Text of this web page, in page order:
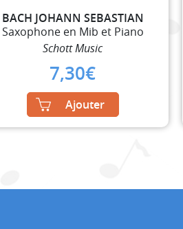
BACH JOHANN SEBASTIAN
Saxophone en Mib et Piano
Schott Music
7,30€
Ajouter